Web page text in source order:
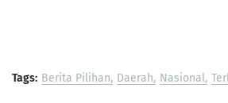
Tags: Berita Pilihan Daerah Nasional